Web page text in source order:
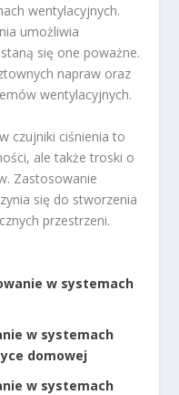
wentylacyjnych.
umożliwia
się one poważne.
napraw oraz
wentylacyjnych.
czujniki ciśnienia to
ale także troski o
Zastosowanie
się do stworzenia
przestrzeni.
w systemach
w systemach
domowej
w systemach